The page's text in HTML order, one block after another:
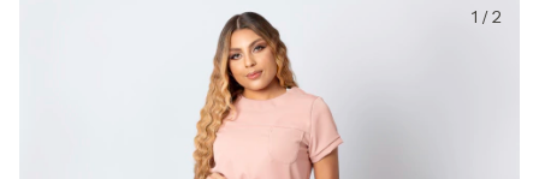
1 /2